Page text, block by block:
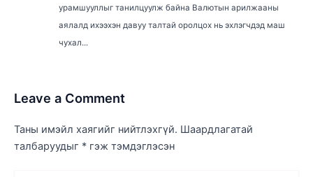
урамшууллыг танилцуулж байна Валютын арилжааны
аялалд ихээхэн давуу талтай оролцох нь эхлэгчдэд маш
чухал...
Leave a Comment
Таны имэйл хаягийг нийтлэхгүй. Шаардлагатай
талбаруудыг * гэж тэмдэглэсэн